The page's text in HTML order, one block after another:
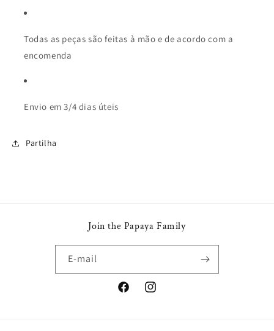
Todas as peças são feitas à mão e de acordo com a
encomenda
Envio em 3/4 dias úteis
Partilha
Join the Papaya Family
E-mail
FacebookInstagram